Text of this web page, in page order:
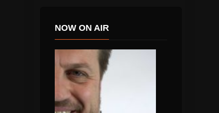
NOW ON AIR